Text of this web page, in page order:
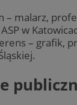
– malarz,
w
– grafik,